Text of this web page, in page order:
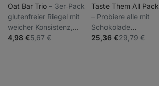
Oat Bar Trio ⁠–⁠ 3er‑Pack
glutenfreier Riegel mit
weicher Konsistenz,
mehr als 30 % Nüsse,
4,98 €5,67 €
Taste Them All Pack
⁠–⁠ Probiere alle mit
Schokolade
überzogenen,
25,36 €29,79 €